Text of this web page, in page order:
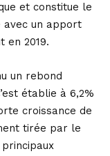
et constitue le
avec un apport
en 2019.
un rebond
établie à 6,2%
croissance de
tirée par le